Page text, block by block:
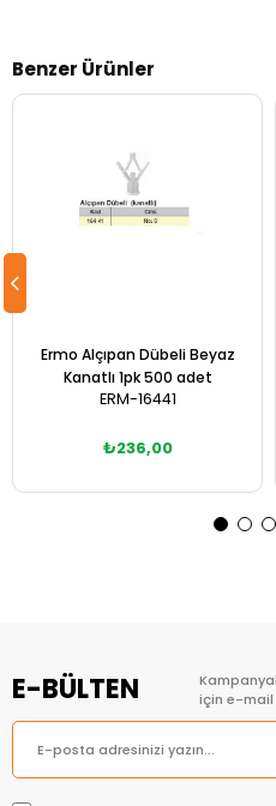
Benzer Ürünler
Ermo Alçıpan Dübeli Beyaz
Kanatlı 1pk 500 adet
ERM-16441
₺236,00
E-BÜLTEN
için e-mail